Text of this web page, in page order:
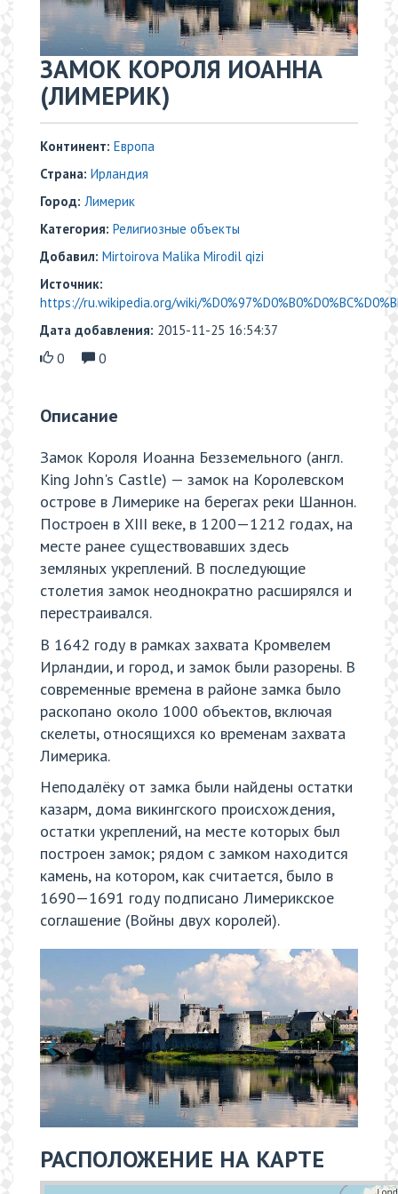
ЗАМОК КОРОЛЯ ИОАННА
(ЛИМЕРИК)
Континент: Европа
Страна: Ирландия
Город: Лимерик
Категория: Религиозные объекты
Добавил: Mirtoirova Malika Mirodil qizi
Источник:
https://ru.wikipedia.org/wiki/
Дата добавления: 2015-11-25 16:54:37
0
0
Описание
Замок Короля Иоанна Безземельного (англ.
King John's Castle) — замок на Королевском
острове в Лимерике на берегах реки Шаннон.
Построен в XIII веке, в 1200—1212 годах, на
месте ранее существовавших здесь
земляных укреплений. В последующие
столетия замок неоднократно расширялся и
перестраивался.
В 1642 году в рамках захвата Кромвелем
Ирландии, и город, и замок были разорены. В
современные времена в районе замка было
раскопано около 1000 объектов, включая
скелеты, относящихся ко временам захвата
Лимерика.
Неподалёку от замка были найдены остатки
казарм, дома викингского происхождения,
остатки укреплений, на месте которых был
построен замок; рядом с замком находится
камень, на котором, как считается, было в
1690—1691 году подписано Лимерикское
соглашение (Войны двух королей).
РАСПОЛОЖЕНИЕ НА КАРТЕ